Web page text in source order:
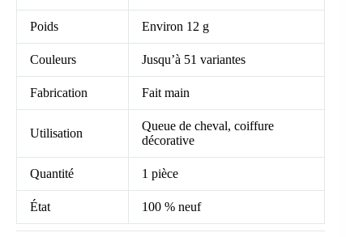
Poids Environ 12 g
Couleurs Jusqu’à 51 variantes
Fabrication Fait main
Utilisation
Queue de cheval, coiffure
décorative
Quantité 1 pièce
État 100 % neuf